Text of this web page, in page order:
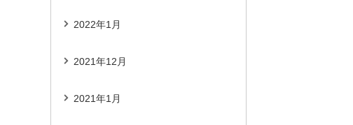
2022年1月
2021年12月
2021年1月